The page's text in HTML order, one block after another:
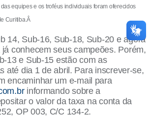
equipes e os troféus individuais foram oferecidos
Curitiba.Â
14, Sub-16, Sub-18, Sub-20 e agora
conhecem seus campeões. Porém,
13 e Sub-15 estão com as
até dia 1 de abril. Para inscrever-se,
encaminhar um e-mail para
informando sobre a
o valor da taxa na conta da
OP 003, C/C 134-2.